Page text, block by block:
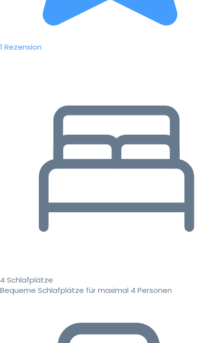
1 Rezension
4 Schlafplätze
Bequeme Schlafplätze für maximal 4 Personen